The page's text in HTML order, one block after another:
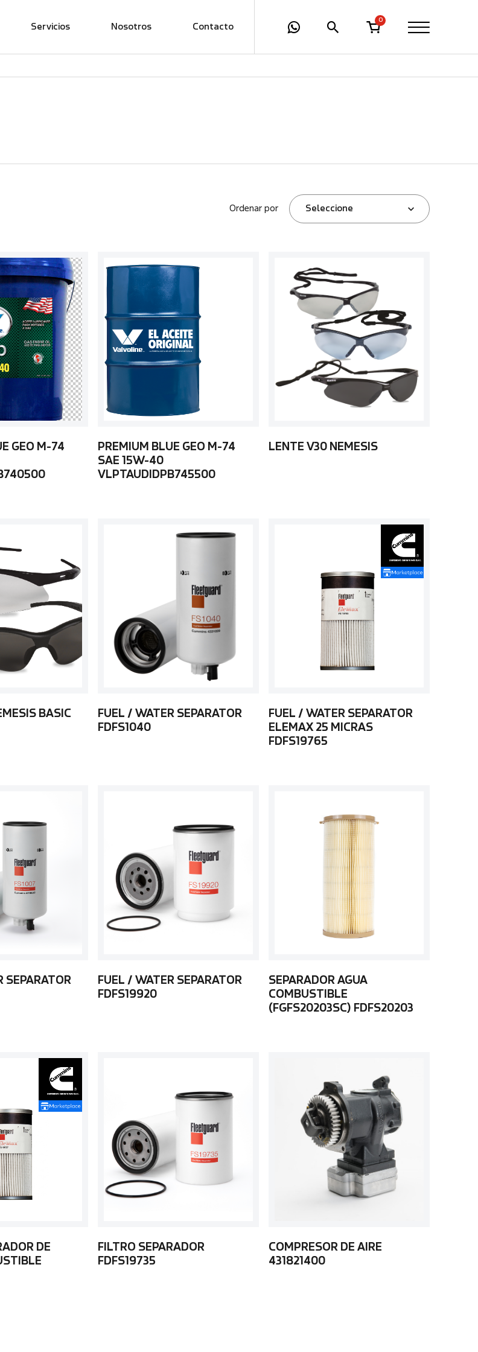
Servicios Nosotros Contacto
0
Ordenar por Seleccione
GEO M-74
PREMIUM BLUE GEO M-74
SAE 15W-40
VLPTAUDIDPB745500
LENTE V30 NEMESIS
BASIC
FUEL / WATER SEPARATOR
FDFS1040
FUEL / WATER SEPARATOR
ELEMAX 25 MICRAS
FDFS19765
SEPARATOR
FUEL / WATER SEPARATOR
FDFS19920
SEPARADOR AGUA
COMBUSTIBLE
(FGFS20203SC) FDFS20203
DE
FILTRO SEPARADOR
FDFS19735
COMPRESOR DE AIRE
431821400